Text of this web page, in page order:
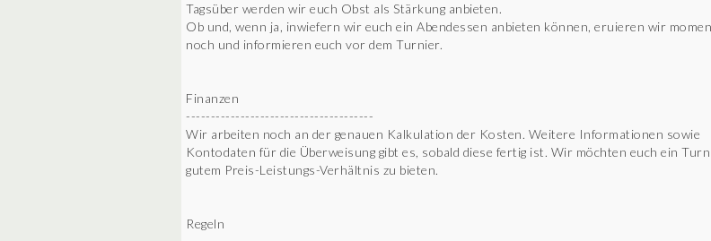
Tagsüber werden wir euch Obst als Stärkung anbieten.
Ob und, wenn ja, inwiefern wir euch ein Abendessen anbieten können, eruieren wir
noch und informieren euch vor dem Turnier.
Finanzen
--------------------------------------
Wir arbeiten noch an der genauen Kalkulation der Kosten. Weitere Informationen sowie
Kontodaten für die Überweisung gibt es, sobald diese fertig ist. Wir möchten euch ein
gutem Preis-Leistungs-Verhältnis zu bieten.
Regeln